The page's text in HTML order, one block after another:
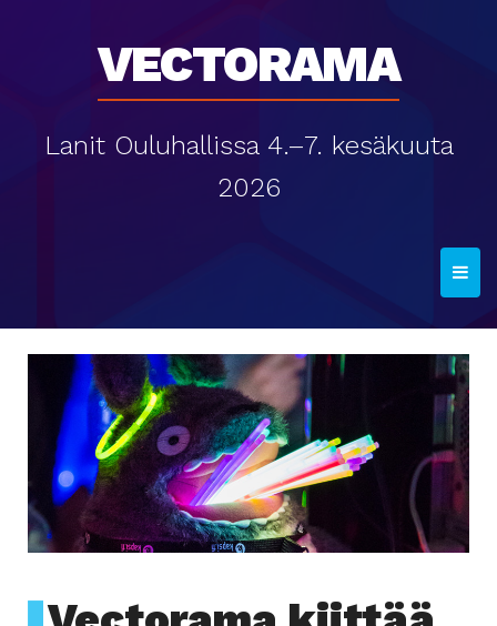
Vectorama
Lanit Ouluhallissa 4.–7. kesäkuuta
2026
T
o
g
g
l
e
n
a
v
g